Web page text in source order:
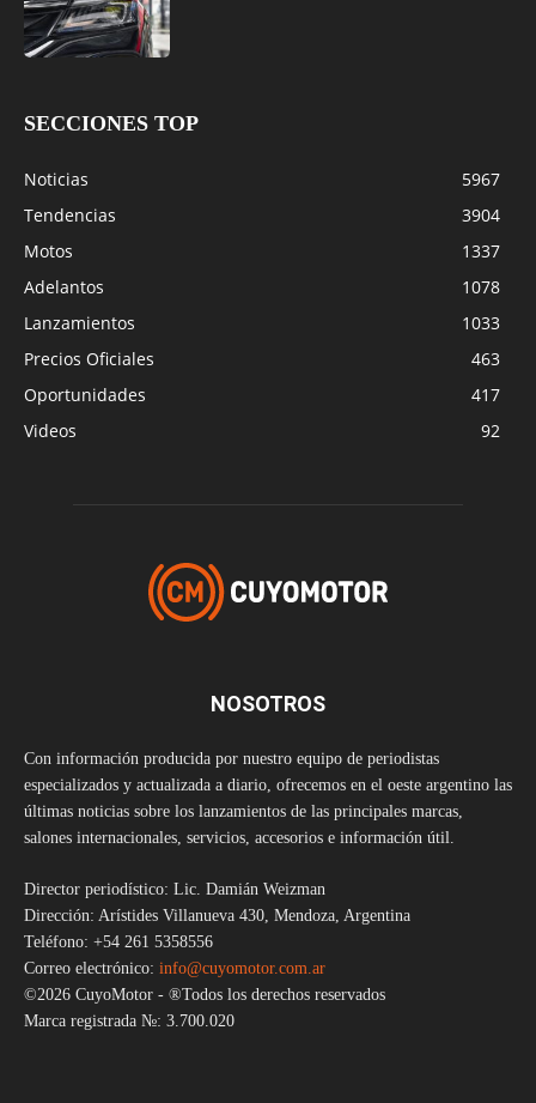
SECCIONES TOP
Noticias
5967
Tendencias
3904
Motos
1337
Adelantos
1078
Lanzamientos
1033
Precios Oficiales
463
Oportunidades
417
Videos
92
NOSOTROS
Con información producida por nuestro equipo de periodistas
especializados y actualizada a diario, ofrecemos en el oeste argentino las
últimas noticias sobre los lanzamientos de las principales marcas,
salones internacionales, servicios, accesorios e información útil.
Director periodístico: Lic. Damián Weizman
Dirección: Arístides Villanueva 430, Mendoza, Argentina
Teléfono: +54 261 5358556
Correo electrónico: info@cuyomotor.com.ar
©2026 CuyoMotor - ®Todos los derechos reservados
Marca registrada №: 3.700.020